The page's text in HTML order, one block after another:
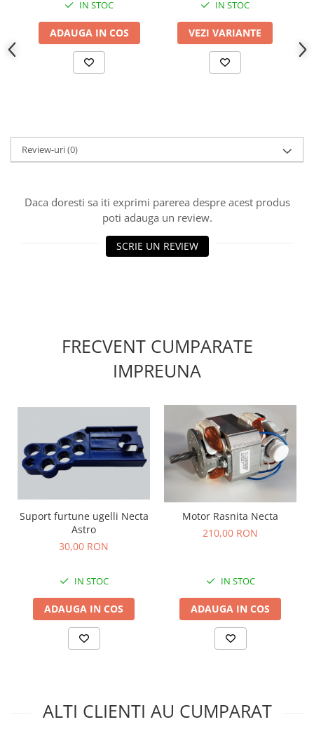
IN STOC
ADAUGA IN COS
IN STOC
VEZI VARIANTE
Review-uri(0)
Daca doresti sa iti exprimi parerea despre acest produs
poti adauga un review.
SCRIE UN REVIEW
FRECVENT CUMPARATE
IMPREUNA
Suport furtune ugelli Necta
Astro
30,00 RON
IN STOC
ADAUGA IN COS
Motor Rasnita Necta
210,00 RON
IN STOC
ADAUGA IN COS
ALTI CLIENTI AU CUMPARAT